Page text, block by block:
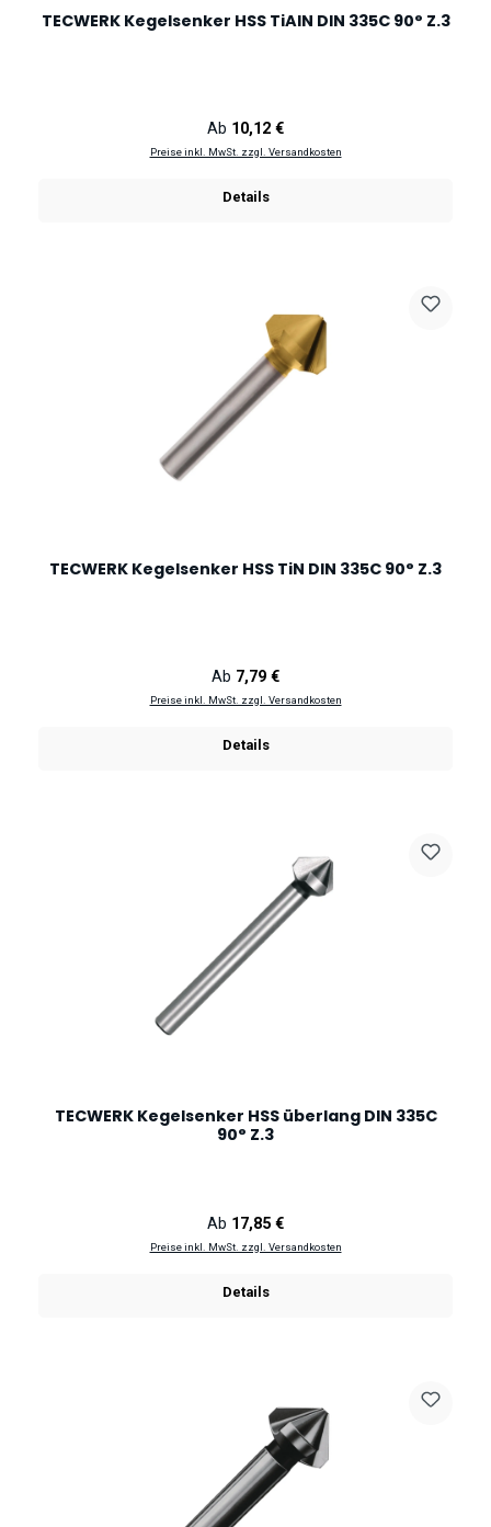
TECWERK Kegelsenker HSS TiAlN DIN 335C 90° Z.3
Regulärer Preis:
Ab 10,12 €
Preise inkl. MwSt. zzgl. Versandkosten
Details
TECWERK Kegelsenker HSS TiN DIN 335C 90° Z.3
Regulärer Preis:
Ab 7,79 €
Preise inkl. MwSt. zzgl. Versandkosten
Details
TECWERK Kegelsenker HSS überlang DIN 335C
90° Z.3
Regulärer Preis:
Ab 17,85 €
Preise inkl. MwSt. zzgl. Versandkosten
Details